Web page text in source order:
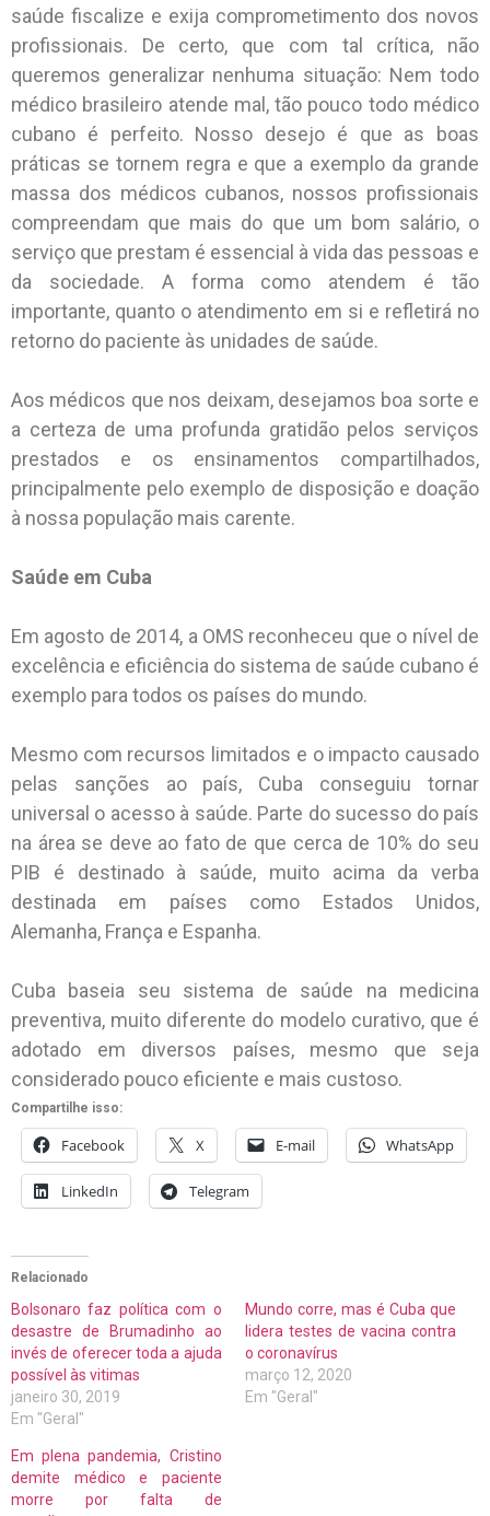
saúde fiscalize e exija comprometimento dos novos
profissionais. De certo, que com tal crítica, não
queremos generalizar nenhuma situação: Nem todo
médico brasileiro atende mal, tão pouco todo médico
cubano é perfeito. Nosso desejo é que as boas
práticas se tornem regra e que a exemplo da grande
massa dos médicos cubanos, nossos profissionais
compreendam que mais do que um bom salário, o
serviço que prestam é essencial à vida das pessoas e
da sociedade. A forma como atendem é tão
importante, quanto o atendimento em si e refletirá no
retorno do paciente às unidades de saúde.
Aos médicos que nos deixam, desejamos boa sorte e
a certeza de uma profunda gratidão pelos serviços
prestados e os ensinamentos compartilhados,
principalmente pelo exemplo de disposição e doação
à nossa população mais carente.
Saúde em Cuba
Em agosto de 2014, a OMS reconheceu que o nível de
excelência e eficiência do sistema de saúde cubano é
exemplo para todos os países do mundo.
Mesmo com recursos limitados e o impacto causado
pelas sanções ao país, Cuba conseguiu tornar
universal o acesso à saúde. Parte do sucesso do país
na área se deve ao fato de que cerca de 10% do seu
PIB é destinado à saúde, muito acima da verba
destinada em países como Estados Unidos,
Alemanha, França e Espanha.
Cuba baseia seu sistema de saúde na medicina
preventiva, muito diferente do modelo curativo, que é
adotado em diversos países, mesmo que seja
considerado pouco eficiente e mais custoso.
Compartilhe isso:
Facebook X E-mail WhatsApp
LinkedIn Telegram
Relacionado
Bolsonaro faz política com o
desastre de Brumadinho ao
invés de oferecer toda a ajuda
possível às vitimas
janeiro 30, 2019
Em "Geral"
Mundo corre, mas é Cuba que
lidera testes de vacina contra
o coronavírus
março 12, 2020
Em "Geral"
Em plena pandemia, Cristino
demite médico e paciente
morre por falta de